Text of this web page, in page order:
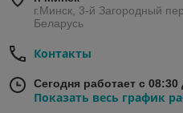
г.Минск, 3-й Загородный
Беларусь
Контакты
Сегодня работает с 08:30
Показать весь график